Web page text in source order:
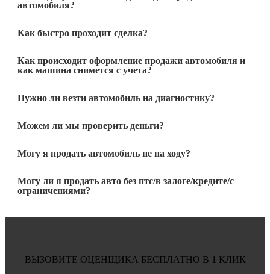
автомобиля?
Как быстро проходит сделка?
Как происходит оформление продажи автомобиля и
как машина снимется с учета?
Нужно ли везти автомобиль на диагностику?
Можем ли мы проверить деньги?
Могу я продать автомобиль не на ходу?
Могу ли я продать авто без птс/в залоге/кредите/с
ограничениями?
ВЫЗОВИТЕ ОЦЕНЩИКА БЕСПЛАТНО В 1 КЛИК